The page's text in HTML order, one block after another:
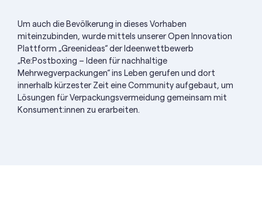
Um auch die Bevölkerung in dieses Vorhaben
miteinzubinden, wurde mittels unserer Open Innovation
Plattform „Greenideas“ der Ideenwettbewerb
„Re:Postboxing – Ideen für nachhaltige
Mehrwegverpackungen“ ins Leben gerufen und dort
innerhalb kürzester Zeit eine Community aufgebaut, um
Lösungen für Verpackungsvermeidung gemeinsam mit
Konsument:innen zu erarbeiten.